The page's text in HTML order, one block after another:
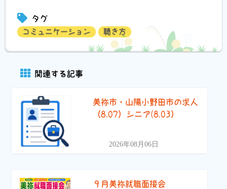
タグ
コミュニケーション 聴き方
関連する記事
美祢市・山陽小野田市の求人
（8.07）シニア(8.03）
2026年08月06日
９月美祢就職面接会